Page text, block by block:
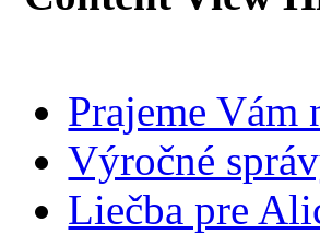
Prajeme Vám
Výročné
Liečba pre